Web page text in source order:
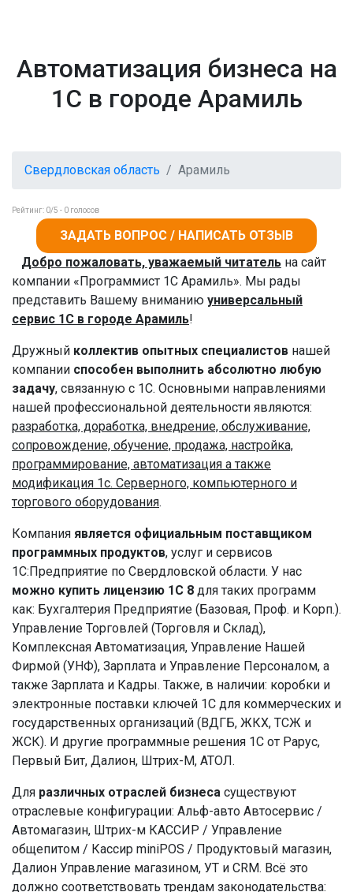
Автоматизация бизнеса на
1С в городе Арамиль
Свердловская область Арамиль
Рейтинг: 0/5 - 0 голосов
ЗАДАТЬ ВОПРОС / НАПИСАТЬ ОТЗЫВ
Добро пожаловать, уважаемый читатель на сайт
компании «Программист 1С Арамиль». Мы рады
представить Вашему вниманию универсальный
сервис 1С в городе Арамиль!
Дружный коллектив опытных специалистов нашей
компании способен выполнить абсолютно любую
задачу, связанную с 1С. Основными направлениями
нашей профессиональной деятельности являются:
разработка, доработка, внедрение, обслуживание,
сопровождение, обучение, продажа, настройка,
программирование, автоматизация а также
модификация 1с. Серверного, компьютерного и
торгового оборудования.
Компания является официальным поставщиком
программных продуктов, услуг и сервисов
1С:Предприятие по Свердловской области. У нас
можно купить лицензию 1С 8 для таких программ
как: Бухгалтерия Предприятие (Базовая, Проф. и Корп.).
Управление Торговлей (Торговля и Склад),
Комплексная Автоматизация, Управление Нашей
Фирмой (УНФ), Зарплата и Управление Персоналом, а
также Зарплата и Кадры. Также, в наличии: коробки и
электронные поставки ключей 1С для коммерческих и
государственных организаций (ВДГБ, ЖКХ, ТСЖ и
ЖСК). И другие программные решения 1С от Рарус,
Первый Бит, Далион, Штрих-М, АТОЛ.
Для различных отраслей бизнеса существуют
отраслевые конфигурации: Альф-авто Автосервис /
Автомагазин, Штрих-м КАССИР / Управление
общепитом / Кассир miniPOS / Продуктовый магазин,
Далион Управление магазином, УТ и CRM. Всё это
должно соответствовать трендам законодательства: